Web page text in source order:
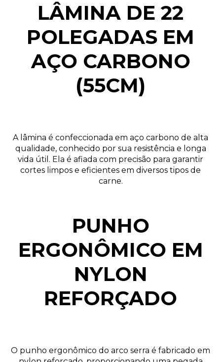
LÂMINA DE 22
POLEGADAS EM
AÇO CARBONO
(55CM)
A lâmina é confeccionada em aço carbono de alta
qualidade, conhecido por sua resistência e longa
vida útil. Ela é afiada com precisão para garantir
cortes limpos e eficientes em diversos tipos de
carne.
PUNHO
ERGONÔMICO EM
NYLON
REFORÇADO
O punho ergonômico do arco serra é fabricado em